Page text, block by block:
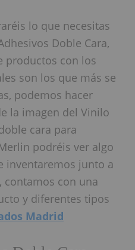
lo que necesitas
Doble Cara,
productos con los
son los que más se
podemos hacer
la imagen del Vinilo
cara para
podréis ver algo
inventaremos junto a
contamos con una
y diferentes tipos
Madrid